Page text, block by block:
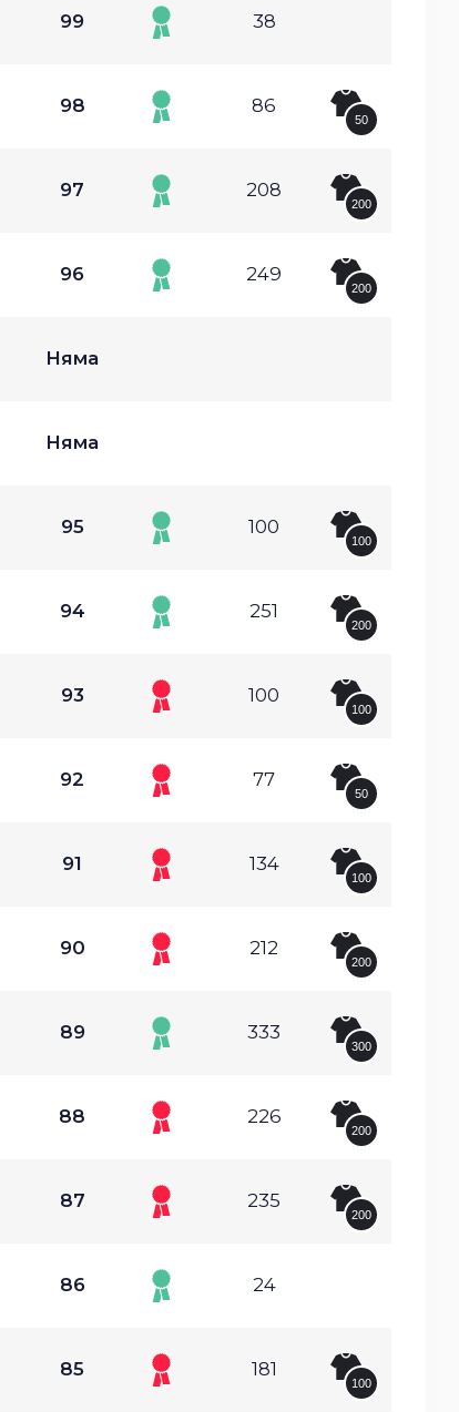
99 38
98 86
50
97 208
200
96 249
200
Няма
Няма
95 100
100
94 251
200
93 100
100
92 77
50
91 134
100
90 212
200
89 333
300
88 226
200
87 235
200
86 24
85 181
100